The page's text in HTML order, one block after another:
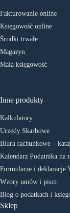
Fakturowanie online
Księgowość online
Środki trwałe
Magazyn
Mała księgowość
Inne produkty
Kalkulatory
Urzędy Skarbowe
Biura rachunkowe –
Kalendarz Podatnika na
Formularze i deklaracje
Wzory umów i pism
Blog o podatkach i
Sklep